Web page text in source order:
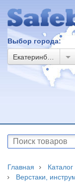
Выбор города:
Главная
Каталог
Верстаки,